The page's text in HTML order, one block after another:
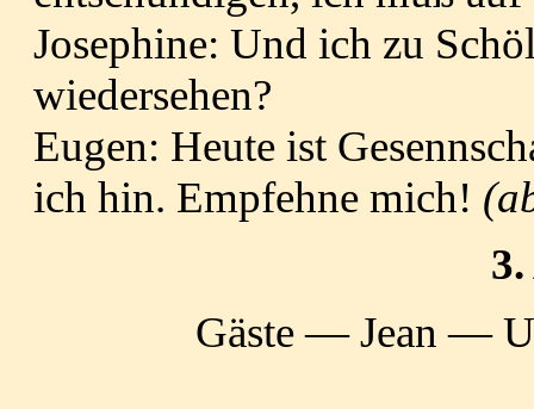
Josephine: Und ich zu
wiedersehen?
Eugen: Heute ist
ich hin. Empfehne mich!
Gäste — Jean —